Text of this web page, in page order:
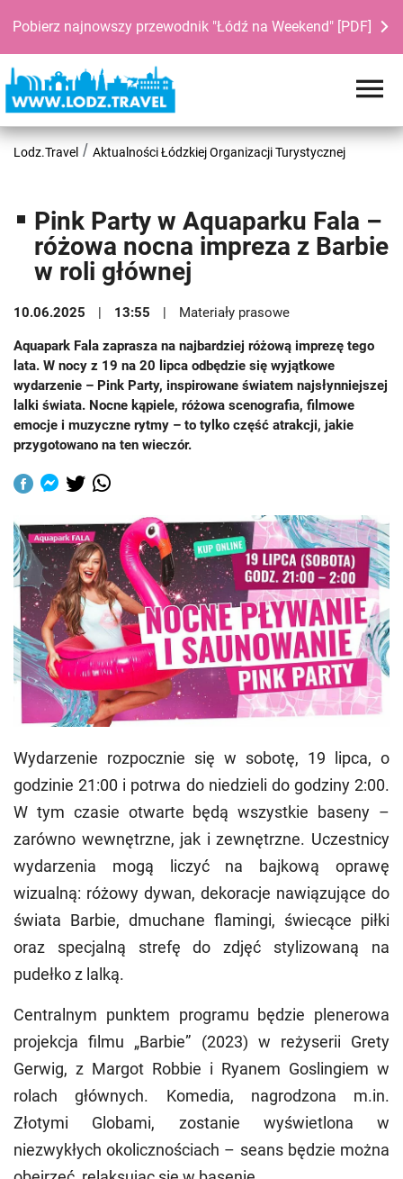
Pobierz najnowszy przewodnik "Łódź na Weekend" [PDF]
Lodz.Travel Aktualności Łódzkiej Organizacji Turystycznej
Pink Party w Aquaparku Fala –
różowa nocna impreza z Barbie
w roli głównej
10.06.2025 13:55 Materiały prasowe
Aquapark Fala zaprasza na najbardziej różową imprezę tego
lata. W nocy z 19 na 20 lipca odbędzie się wyjątkowe
wydarzenie – Pink Party, inspirowane światem najsłynniejszej
lalki świata. Nocne kąpiele, różowa scenografia, filmowe
emocje i muzyczne rytmy – to tylko część atrakcji, jakie
przygotowano na ten wieczór.
Wydarzenie rozpocznie się w sobotę, 19 lipca, o
godzinie 21:00 i potrwa do niedzieli do godziny 2:00.
W tym czasie otwarte będą wszystkie baseny –
zarówno wewnętrzne, jak i zewnętrzne. Uczestnicy
wydarzenia mogą liczyć na bajkową oprawę
wizualną: różowy dywan, dekoracje nawiązujące do
świata Barbie, dmuchane flamingi, świecące piłki
oraz specjalną strefę do zdjęć stylizowaną na
pudełko z lalką.
Centralnym punktem programu będzie plenerowa
projekcja filmu „Barbie” (2023) w reżyserii Grety
Gerwig, z Margot Robbie i Ryanem Goslingiem w
rolach głównych. Komedia, nagrodzona m.in.
Złotymi Globami, zostanie wyświetlona w
niezwykłych okolicznościach – seans będzie można